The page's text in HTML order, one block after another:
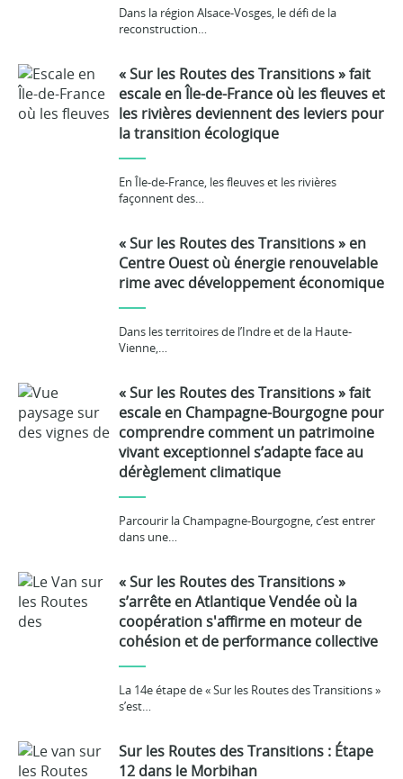
Dans la région Alsace-Vosges, le défi de la
reconstruction…
« Sur les Routes des Transitions » fait
escale en Île-de-France où les fleuves et
les rivières deviennent des leviers pour
la transition écologique
En Île-de-France, les fleuves et les rivières
façonnent des…
« Sur les Routes des Transitions » en
Centre Ouest où énergie renouvelable
rime avec développement économique
Dans les territoires de l’Indre et de la Haute-
Vienne,…
« Sur les Routes des Transitions » fait
escale en Champagne-Bourgogne pour
comprendre comment un patrimoine
vivant exceptionnel s’adapte face au
dérèglement climatique
Parcourir la Champagne-Bourgogne, c’est entrer
dans une…
« Sur les Routes des Transitions »
s’arrête en Atlantique Vendée où la
coopération s'affirme en moteur de
cohésion et de performance collective
La 14e étape de « Sur les Routes des Transitions »
s’est…
Sur les Routes des Transitions : Étape
12 dans le Morbihan